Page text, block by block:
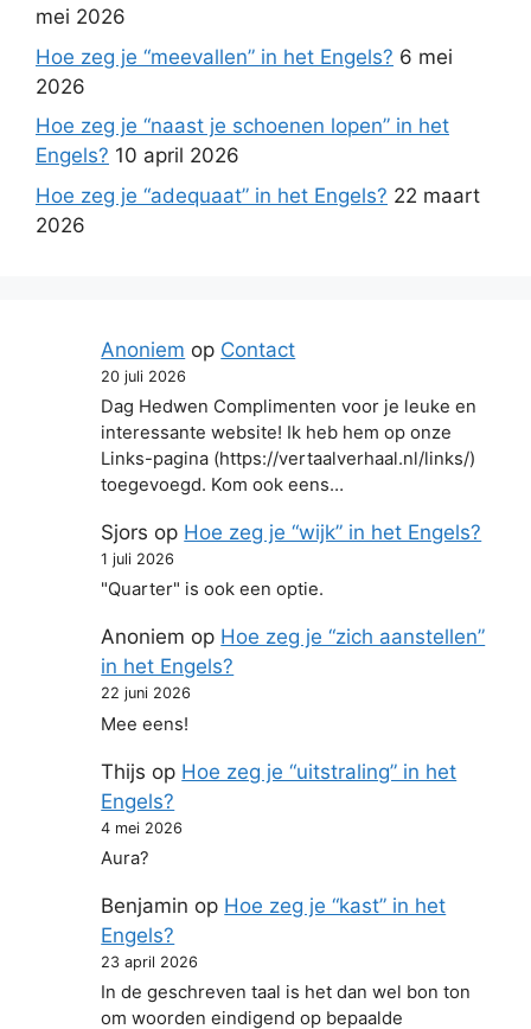
mei 2026
Hoe zeg je “meevallen” in het Engels? 6 mei
2026
Hoe zeg je “naast je schoenen lopen” in het
Engels? 10 april 2026
Hoe zeg je “adequaat” in het Engels? 22 maart
2026
Anoniem op Contact
20 juli 2026
Dag Hedwen Complimenten voor je leuke en
interessante website! Ik heb hem op onze
Links-pagina (https://vertaalverhaal.nl/links/)
toegevoegd. Kom ook eens…
Sjors op Hoe zeg je “wijk” in het Engels?
1 juli 2026
"Quarter" is ook een optie.
Anoniem op Hoe zeg je “zich aanstellen”
in het Engels?
22 juni 2026
Mee eens!
Thijs op Hoe zeg je “uitstraling” in het
Engels?
4 mei 2026
Aura?
Benjamin op Hoe zeg je “kast” in het
Engels?
23 april 2026
In de geschreven taal is het dan wel bon ton
om woorden eindigend op bepaalde